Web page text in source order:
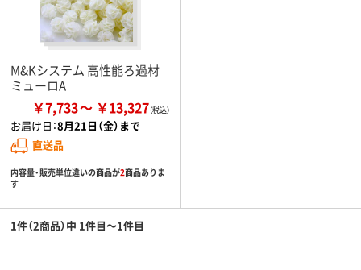
M&Kシステム 高性能ろ過材
ミューロA
￥7,733 ￥13,327
お届け日：8月21日（金）まで
直送品
内容量・販売単位違いの商品が2商品ありま
す
1件（2商品）中 1件目～1件目